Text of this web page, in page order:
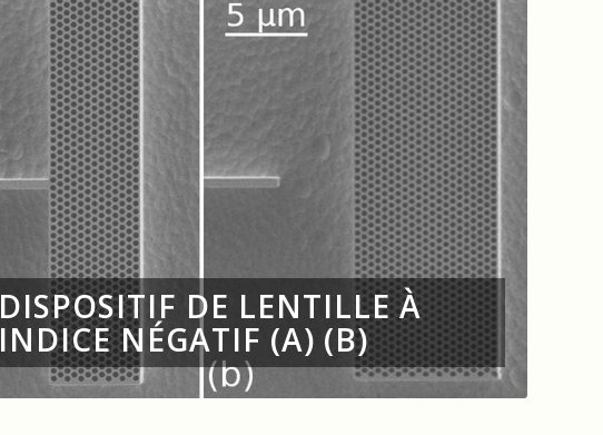
DISPOSITIF DE LENTILLE À
INDICE NÉGATIF (A) (B)